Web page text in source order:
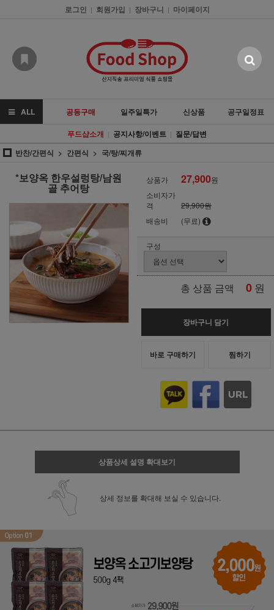
로그인 | 회원가입 | 장바구니 | 마이페이지
ALL 공동구매 일주일특가 신상품
공구일정표
푸드샵소개 | 공지사항/이벤트 | 질문/답변
반찬/간편식
간편식 국/탕/찌개류
*보양옥 한우설렁탕/남원
골 추어탕
상품가 27,900원
소비자가
격
29,900원
배송비
(무료)
구성
총 상품 금액 0 원
장바구니 담기
바로 구매하기 찜하기
상품상세 설명 확대보기
상세 정보를 확대해 보실 수 있습니다.